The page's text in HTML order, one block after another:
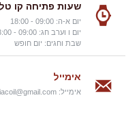
שעות פתיחה קו
יום א-ה: 09:00 - 18:00
יום ו וערב חג: 09:00 - 13:00
שבת וחגים: יום חופש
אימייל
אימייל: